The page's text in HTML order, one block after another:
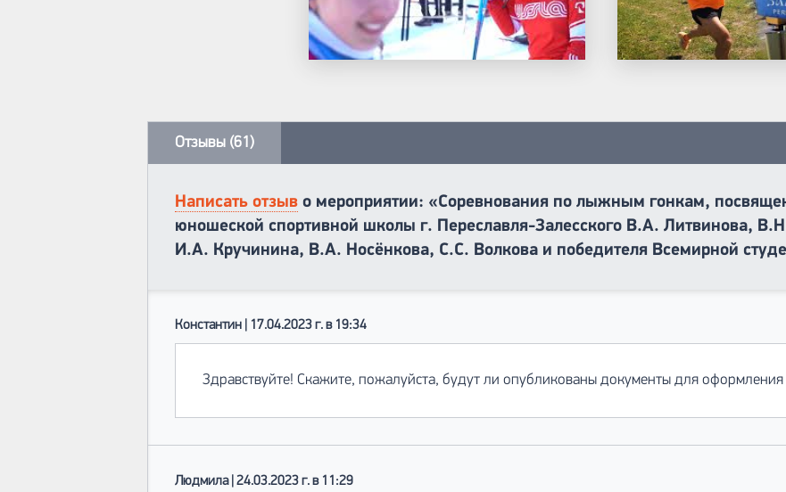
Отзывы (61)
Написать отзыв о мероприятии: «Соревнования по лыжным гонкам,
юношеской спортивной школы г. Переславля-Залесского В.А. Литвинова,
И.А. Кручинина, В.А. Носёнкова, С.С. Волкова и победителя Всемирной
Константин | 17.04.2023 г. в 19:34
Здравствуйте! Скажите, пожалуйста, будут ли опубликованы документы для оформления
Людмила | 24.03.2023 г. в 11:29